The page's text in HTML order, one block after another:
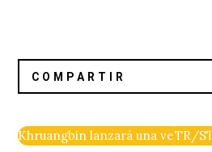
Khruangbin lanzará una versión
TR/